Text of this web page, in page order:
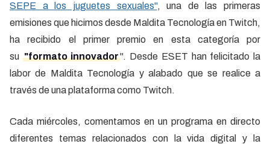
SEPE a los juguetes sexuales", una de las primeras
emisiones que hicimos desde Maldita Tecnología en Twitch,
ha recibido el primer premio en esta categoría por
su "formato innovador". Desde ESET han felicitado la
labor de Maldita Tecnología y alabado que se realice a
través de una plataforma como Twitch.
Cada miércoles, comentamos en un programa en directo
diferentes temas relacionados con la vida digital y la